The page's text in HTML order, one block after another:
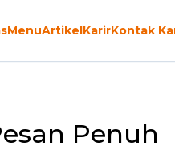
MenuArtikelKarirKontak
Penuh